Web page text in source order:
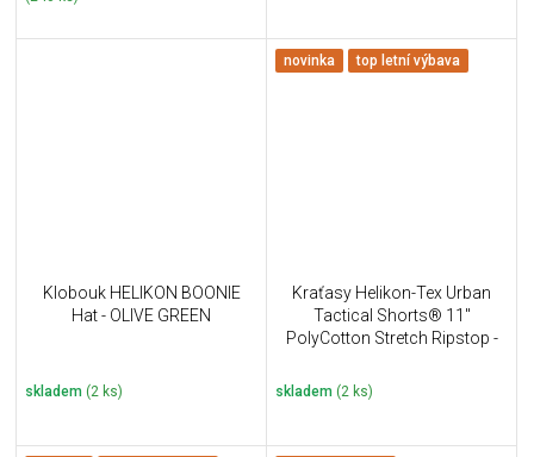
Klobouk HELIKON BOONIE
Hat - OLIVE GREEN
skladem (2 ks)
novinka top letní výbava
Kraťasy Helikon-Tex Urban
Tactical Shorts® 11''
PolyCotton Stretch Ripstop -
skladem (2 ks)